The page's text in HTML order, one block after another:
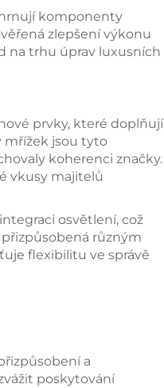
komponenty
zlepšení výkonu
na trhu úprav luxusních
prvky, které doplňují
mřížek jsou tyto
koherenci značky.
vkusy majitelů
osvětlení, což
různým
flexibilitu ve správě
a
poskytování